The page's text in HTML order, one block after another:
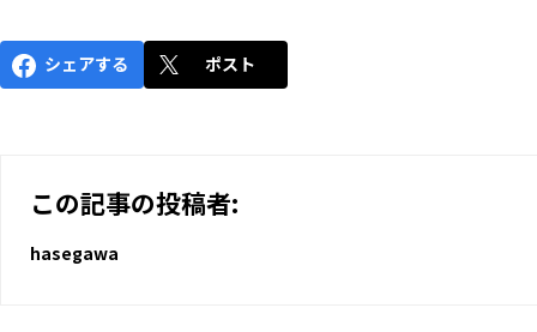
シェアする ポスト
この記事の投稿者:
hasegawa